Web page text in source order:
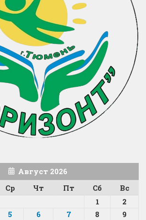
Август 2026
Ср Чт Пт Сб
Вс
1
2
5 6 7 8
9